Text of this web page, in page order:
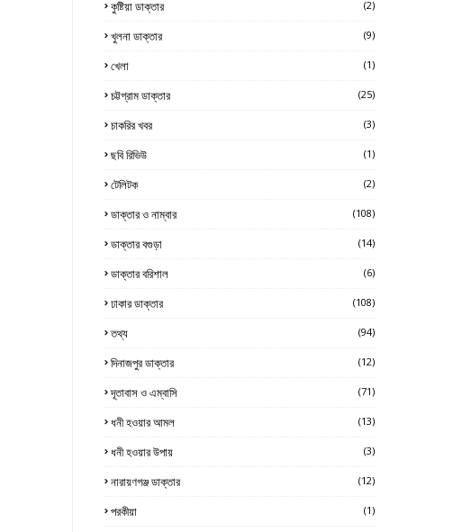
কুষ্টিয়া ডাক্তার (2)
খুলনা ডাক্তার (9)
খেলা (1)
চট্টগ্রাম ডাক্তার (25)
চাকরির খবর (3)
ছবি রিভিউ (1)
টেলিটক (2)
ডাক্তার ও নাম্বার (108)
ডাক্তার বগুড়া (14)
ডাক্তার বরিশাল (6)
ঢাকার ডাক্তার (108)
তথ্য (94)
দিনাজপুর ডাক্তার (12)
দূতাবাস ও এম্বাসি (71)
ধনী হওয়ার আমল (13)
ধনী হওয়ার উপায় (3)
নারায়ণগঞ্জ ডাক্তার (12)
পরকীয়া (1)